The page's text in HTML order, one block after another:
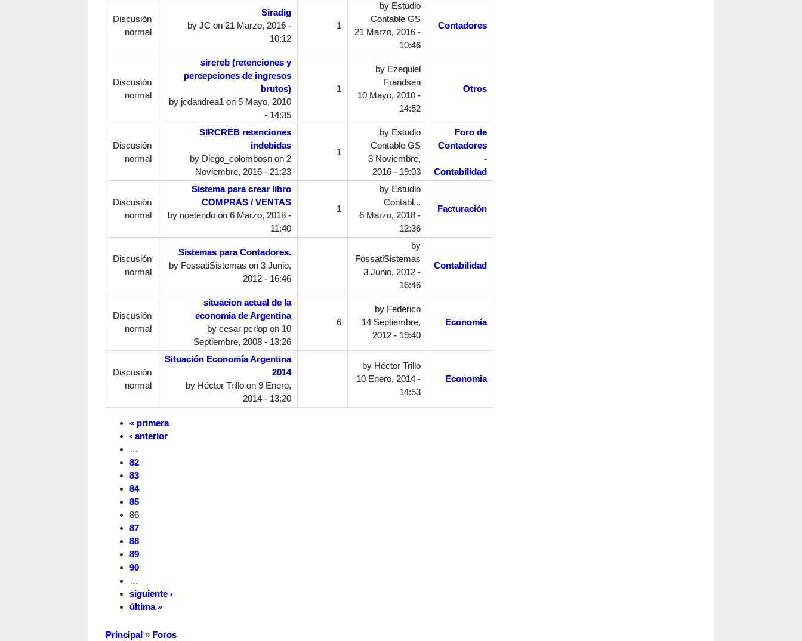
Discusión
normal
Siradig
by JCon 21 Marzo, 2016 -
10:12
1
by Estudio
Contable GS
21 Marzo, 2016 -
10:46
Contadores
Discusión
normal
sircreb (retenciones y
percepciones de ingresos
brutos)
by jcdandrea1on 5 Mayo, 2010
- 14:35
1
by Ezequiel
Frandsen
10 Mayo, 2010 -
14:52
Otros
Discusión
normal
SIRCREB retenciones
indebidas
by Diego_colombosnon 2
Noviembre, 2016 - 21:23
1
by Estudio
Contable GS
3 Noviembre,
2016 - 19:03
Foro de
Contadores
-
Contabilidad
Discusión
normal
Sistema para crear libro
COMPRAS / VENTAS
by noetendoon 6 Marzo, 2018 -
11:40
1
by Estudio
Contabl...
6 Marzo, 2018 -
12:36
Facturación
Discusión
normal
Sistemas para Contadores.
by FossatiSistemas on 3 Junio,
2012 - 16:46
by
FossatiSistemas
3 Junio, 2012 -
16:46
Contabilidad
Discusión
normal
situacion actual de la
economia de Argentina
by cesar perlopon 10
Septiembre, 2008 - 13:26
6
by Federico
14 Septiembre,
2012 - 19:40
Economía
Discusión
normal
Situación Economía Argentina
2014
by Héctor Trilloon 9 Enero,
2014 - 13:20
by Héctor Trillo
10 Enero, 2014 -
14:53
Economia
« primera
‹ anterior
…
82
83
84
85
86
87
88
89
90
…
siguiente ›
última »
Principal » Foros